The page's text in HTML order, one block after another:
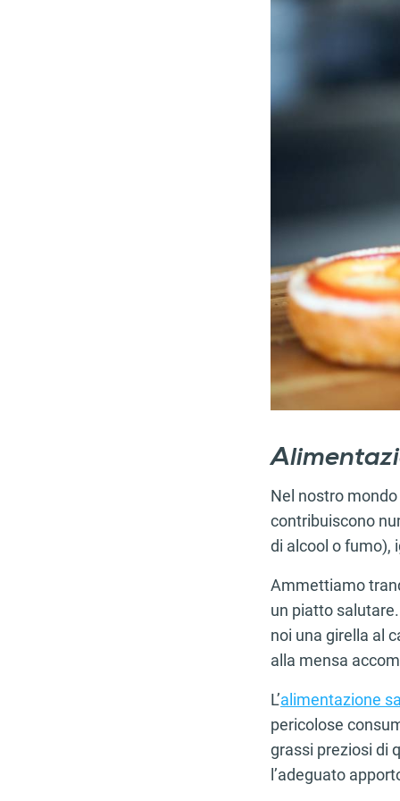
Nel nostro
contribuiscono
di alcool o fumo),
Ammettiamo
un piatto
noi una girella al
alla mensa
L’alimentazione
pericolose
grassi preziosi di
l’adeguato